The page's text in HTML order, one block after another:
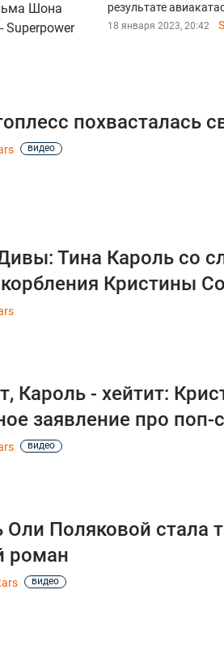
Шона
Superpower
результате
18 января 2023, 20:42
похвасталась
видео
Тина Кароль со
Кристины
Кароль - хейтит:
заявление про поп-
видео
Поляковой стала
роман
видео